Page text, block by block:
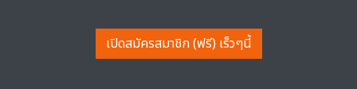
เปิดสมัครสมาชิก (ฟรี) เร็วๆนี้